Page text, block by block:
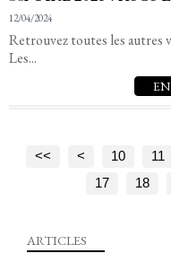
12/04/2024
Retrouvez toutes les autres
Les...
<< < 10 11
17
18
ARTICLES